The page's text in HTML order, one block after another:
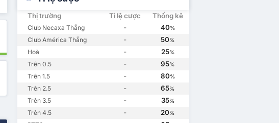
Thị trường Tỉ lệ cược Thống kê
Club Necaxa Thắng - 40%
Club América Thắng - 50%
Hoà - 25%
Trên 0.5 - 95%
Trên 1.5 - 80%
Trên 2.5 - 65%
Trên 3.5 - 35%
Trên 4.5 - 20%